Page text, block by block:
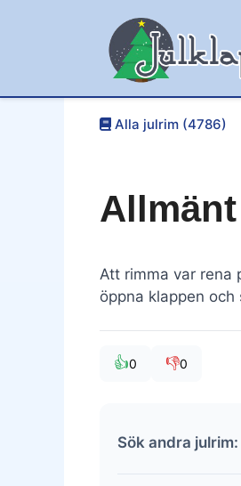
Alla julrim (4786)
Att rimma var rena
öppna klappen och
👍0 👎0
Sök andra julrim: